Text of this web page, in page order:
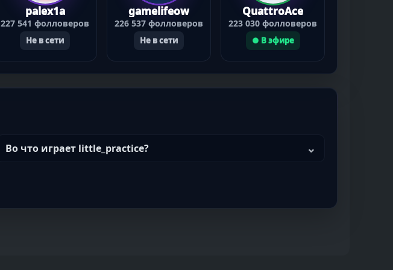
palex1a
227 541 фолловеров
Не в сети
gamelifeow
226 537 фолловеров
Не в сети
QuattroAce
223 030 фолловеров
● В эфире
Во что играет little_practice?